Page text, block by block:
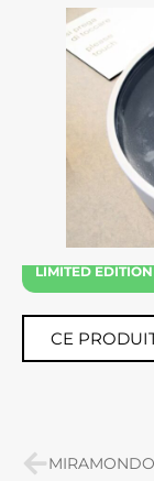
LIMITED EDITION
CE
MIRAMONDO